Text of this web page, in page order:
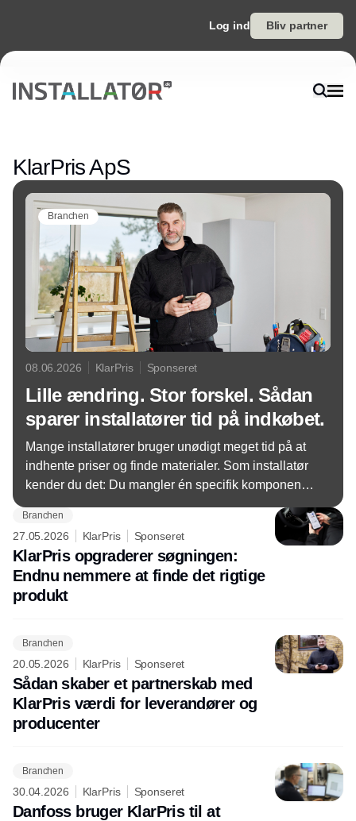
Log ind Bliv partner
KlarPris ApS
Branchen
08.06.2026 KlarPris Sponseret
Lille ændring. Stor forskel. Sådan
sparer installatører tid på indkøbet.
Mange installatører bruger unødigt meget tid på at
indhente priser og finde materialer. Som installatør
kender du det: Du mangler én specifik komponent
er tid, der kunne bruges langt bedre og løsningen
er enklere, end du tror.
Branchen
27.05.2026 KlarPris Sponseret
KlarPris opgraderer søgningen:
Endnu nemmere at finde det rigtige
produkt
Branchen
20.05.2026 KlarPris Sponseret
Sådan skaber et partnerskab med
KlarPris værdi for leverandører og
producenter
Branchen
30.04.2026 KlarPris Sponseret
Danfoss bruger KlarPris til at